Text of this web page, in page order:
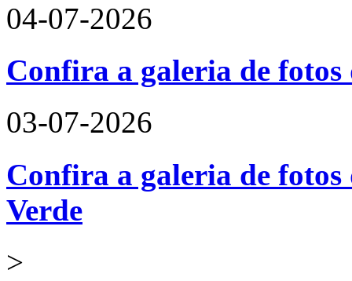
04-07-2026
Confira a galeria de
03-07-2026
Confira a galeria de
Verde
>